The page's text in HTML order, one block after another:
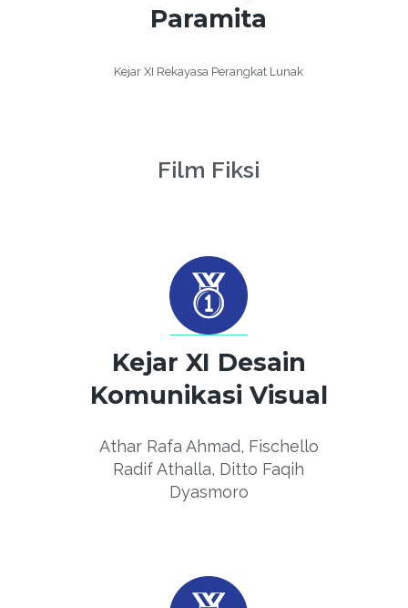
Paramita
Kejar XI Rekayasa Perangkat Lunak
Film Fiksi
Kejar XI Desain
Komunikasi Visual
Athar Rafa Ahmad, Fischello
Radif Athalla, Ditto Faqih
Dyasmoro